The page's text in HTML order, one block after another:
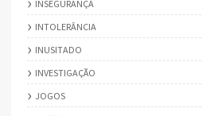
INSEGURANÇA
INTOLERÂNCIA
INUSITADO
INVESTIGAÇÃO
JOGOS